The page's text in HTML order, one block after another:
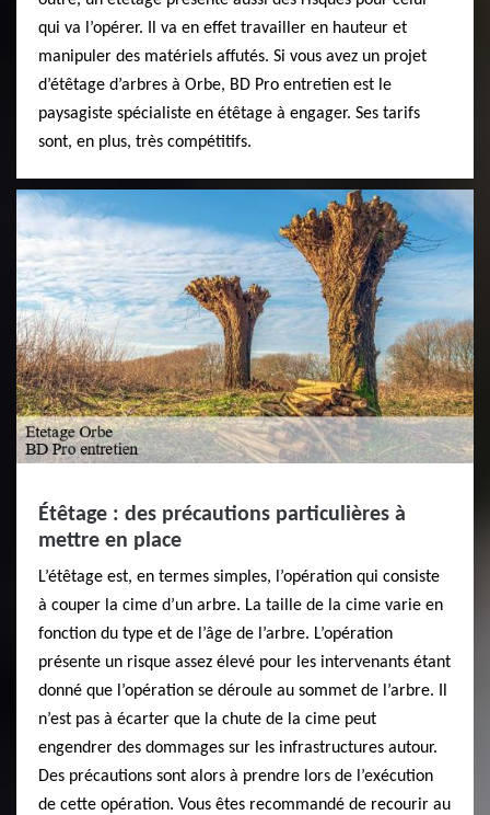
qui va l’opérer. Il va en effet travailler en hauteur et
manipuler des matériels affutés. Si vous avez un projet
d’étêtage d’arbres à Orbe, BD Pro entretien est le
paysagiste spécialiste en étêtage à engager. Ses tarifs
sont, en plus, très compétitifs.
Étêtage : des précautions particulières à
mettre en place
L’étêtage est, en termes simples, l’opération qui consiste
à couper la cime d’un arbre. La taille de la cime varie en
fonction du type et de l’âge de l’arbre. L’opération
présente un risque assez élevé pour les intervenants étant
donné que l’opération se déroule au sommet de l’arbre. Il
n’est pas à écarter que la chute de la cime peut
engendrer des dommages sur les infrastructures autour.
Des précautions sont alors à prendre lors de l’exécution
de cette opération. Vous êtes recommandé de recourir au